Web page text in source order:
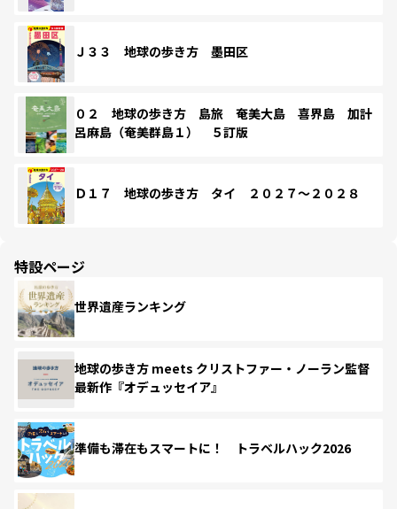
Ｊ３３ 地球の歩き方 墨田区
０２ 地球の歩き方 島旅 奄美大島 喜界島 加計
呂麻島（奄美群島１） ５訂版
Ｄ１７ 地球の歩き方 タイ ２０２７～２０２８
特設ページ
世界遺産ランキング
地球の歩き方 meets クリストファー・ノーラン監督
最新作『オデュッセイア』
準備も滞在もスマートに！ トラベルハック2026